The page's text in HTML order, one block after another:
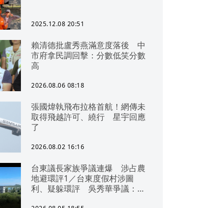
2025.12.08 20:51
賴清德批盧秀燕滿意度落後 中
市府拿民調回擊：分數低笑分數
高
2026.08.06 08:18
張國煒執飛布拉格首航！網傳未
取得飛越許可、繞行 星宇回應
了
2026.08.02 16:16
台東議長家族爭議連爆 涉占農
地避環評1／台東度假村涉圖
利、疑躲環評 吳秀華爭議：概